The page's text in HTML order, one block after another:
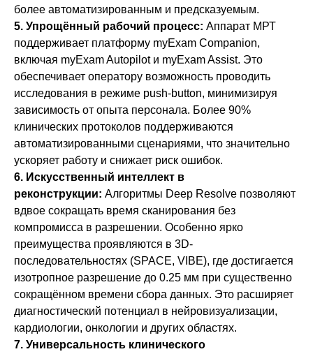
более автоматизированным и предсказуемым.
5. Упрощённый рабочий процесс: Аппарат МРТ
поддерживает платформу myExam Companion,
включая myExam Autopilot и myExam Assist. Это
обеспечивает оператору возможность проводить
исследования в режиме push-button, минимизируя
зависимость от опыта персонала. Более 90%
клинических протоколов поддерживаются
автоматизированными сценариями, что значительно
ускоряет работу и снижает риск ошибок.
6. Искусственный интеллект в
реконструкции: Алгоритмы Deep Resolve позволяют
вдвое сокращать время сканирования без
компромисса в разрешении. Особенно ярко
преимущества проявляются в 3D-
последовательностях (SPACE, VIBE), где достигается
изотропное разрешение до 0.25 мм при существенно
сокращённом времени сбора данных. Это расширяет
диагностический потенциал в нейровизуализации,
кардиологии, онкологии и других областях.
7. Универсальность клинического